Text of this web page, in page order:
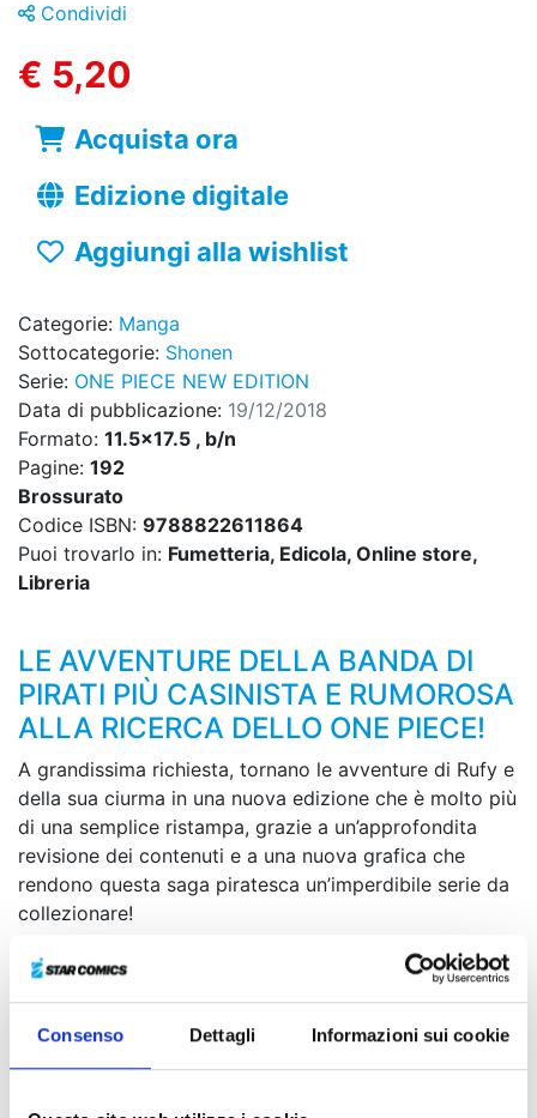
Consenso Dettagli Informazioni sui cookie
Condividi
€ 5,20
Acquista ora
Edizione digitale
Aggiungi alla wishlist
Categorie: Manga
Sottocategorie: Shonen
Serie: ONE PIECE NEW EDITION
Data di pubblicazione: 19/12/2018
Formato: 11.5x17.5 , b/n
Pagine: 192
Brossurato
Codice ISBN: 9788822611864
Puoi trovarlo in: Fumetteria, Edicola, Online store,
Libreria
LE AVVENTURE DELLA BANDA DI
PIRATI PIÙ CASINISTA E RUMOROSA
ALLA RICERCA DELLO ONE PIECE!
A grandissima richiesta, tornano le avventure di Rufy e
della sua ciurma in una nuova edizione che è molto più
di una semplice ristampa, grazie a un’approfondita
revisione dei contenuti e a una nuova grafica che
rendono questa saga piratesca un’imperdibile serie da
collezionare!
“Tu e la tua gabbia per uccelli... siete d’intralcio!” grida
Rufy furibondo, deciso ad affrontare Do Flamingo e
avvia finalmente al suo momento decisivo: lo
sfortunato regno di Dressrosa otterrà infine l’agognata